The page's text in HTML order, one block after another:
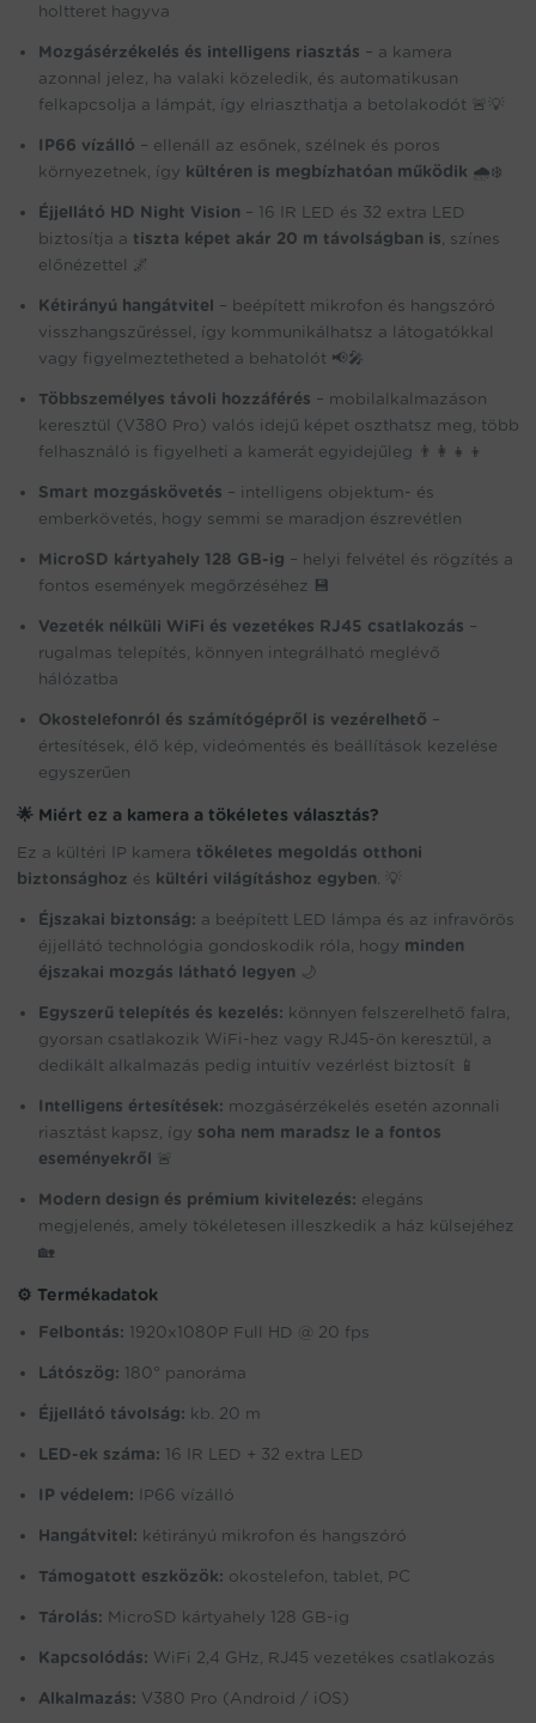
holtteret hagyva
Mozgásérzékelés és intelligens riasztás – a kamera
azonnal jelez, ha valaki közeledik, és automatikusan
felkapcsolja a lámpát, így elriaszthatja a betolakodót 🚨💡
IP66 vízálló – ellenáll az esőnek, szélnek és poros
környezetnek, így kültéren is megbízhatóan működik 🌧️❄️
Éjjellátó HD Night Vision – 16 IR LED és 32 extra LED
biztosítja a tiszta képet akár 20 m távolságban is , színes
előnézettel 🌌
Kétirányú hangátvitel – beépített mikrofon és hangszóró
visszhangszűréssel, így kommunikálhatsz a látogatókkal
vagy figyelmeztetheted a behatolót 📢🎤
Többszemélyes távoli hozzáférés – mobilalkalmazáson
keresztül (V380 Pro) valós idejű képet oszthatsz meg, több
felhasználó is figyelheti a kamerát egyidejűleg 👨‍👩‍👧‍👦
Smart mozgáskövetés – intelligens objektum- és
emberkövetés, hogy semmi se maradjon észrevétlen
MicroSD kártyahely 128 GB-ig – helyi felvétel és rögzítés a
fontos események megőrzéséhez 💾
Vezeték nélküli WiFi és vezetékes RJ45 csatlakozás –
rugalmas telepítés, könnyen integrálható meglévő
hálózatba
Okostelefonról és számítógépről is vezérelhető –
értesítések, élő kép, videómentés és beállítások kezelése
egyszerűen
🌟 Miért ez a kamera a tökéletes választás?
Ez a kültéri IP kamera tökéletes megoldás otthoni
biztonsághoz és kültéri világításhoz egyben . 💡
Éjszakai biztonság: a beépített LED lámpa és az infravörös
éjjellátó technológia gondoskodik róla, hogy minden
éjszakai mozgás látható legyen 🌙
Egyszerű telepítés és kezelés: könnyen felszerelhető falra,
gyorsan csatlakozik WiFi-hez vagy RJ45-ön keresztül, a
dedikált alkalmazás pedig intuitív vezérlést biztosít 📱
Intelligens értesítések: mozgásérzékelés esetén azonnali
riasztást kapsz, így soha nem maradsz le a fontos
eseményekről 🚨
Modern design és prémium kivitelezés: elegáns
megjelenés, amely tökéletesen illeszkedik a ház külsejéhez
🏡
⚙️ Termékadatok
Felbontás: 1920x1080P Full HD @ 20 fps
Látószög: 180° panoráma
Éjjellátó távolság: kb. 20 m
LED-ek száma: 16 IR LED + 32 extra LED
IP védelem: IP66 vízálló
Hangátvitel: kétirányú mikrofon és hangszóró
Támogatott eszközök: okostelefon, tablet, PC
Tárolás: MicroSD kártyahely 128 GB-ig
Kapcsolódás: WiFi 2,4 GHz, RJ45 vezetékes csatlakozás
Alkalmazás: V380 Pro (Android / iOS)